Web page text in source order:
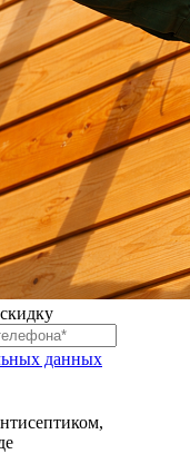
данных